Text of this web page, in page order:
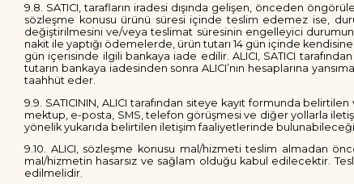
9.8. SATICI, tarafların iradesi dışında gelişen, önceden
sözleşme konusu ürünü süresi içinde teslim edemez ise,
değiştirilmesini ve/veya teslimat süresinin engelleyici durumun
nakit ile yaptığı ödemelerde, ürün tutarı 14 gün içinde
gün içerisinde ilgili bankaya iade edilir. ALICI, SATICI
tutarın bankaya iadesinden sonra ALICI’nın hesaplarına
taahhüt eder.
9.9. SATICININ, ALICI tarafından siteye kayıt formunda
mektup, e-posta, SMS, telefon görüşmesi ve diğer yollarla
yönelik yukarıda belirtilen iletişim faaliyetlerinde
9.10. ALICI, sözleşme konusu mal/hizmeti teslim almadan
mal/hizmetin hasarsız ve sağlam olduğu kabul edilecektir.
edilmelidir.